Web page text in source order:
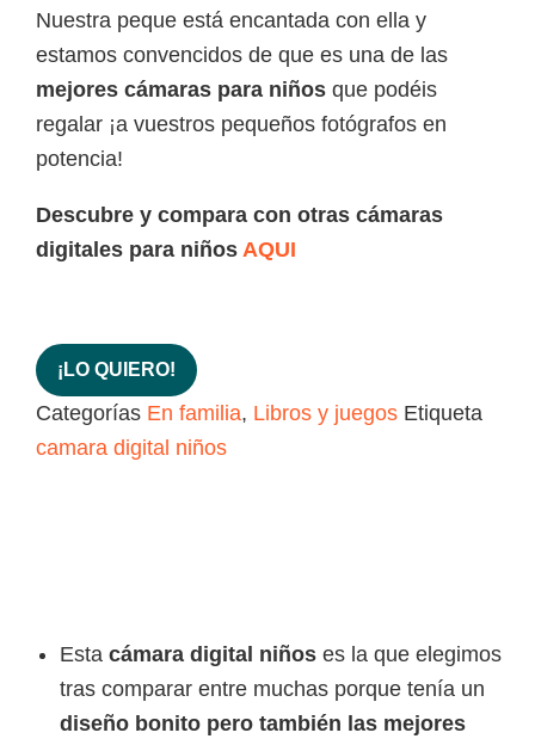
Nuestra peque está encantada con ella y
estamos convencidos de que es una de las
mejores cámaras para niños que podéis
regalar ¡a vuestros pequeños fotógrafos en
potencia!
Descubre y compara con otras cámaras
digitales para niños AQUI
¡LO QUIERO!
Categorías En familia, Libros y juegos Etiqueta
camara digital niños
Esta cámara digital niños es la que elegimos
tras comparar entre muchas porque tenía un
diseño bonito pero también las mejores